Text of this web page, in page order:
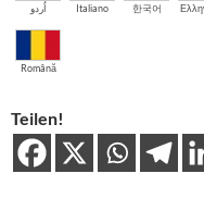
اُردو Italiano 한국어
Română
Teilen!